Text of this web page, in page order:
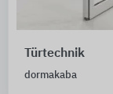
Türtechnik
dormakaba